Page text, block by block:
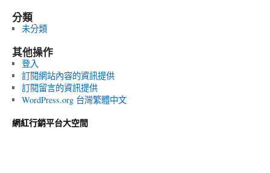
分類
未分類
其他操作
登入
訂閱網站內容的資訊提供
訂閱留言的資訊提供
WordPress.org 台灣繁體中文
網紅行銷平台大空間